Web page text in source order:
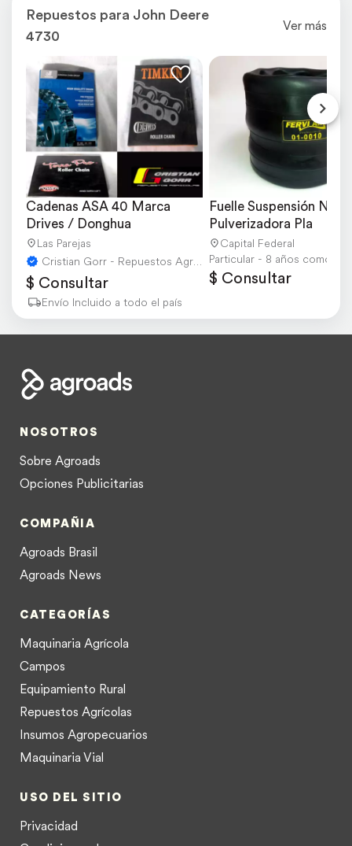
Repuestos para John Deere
4730
Ver más
Cadenas ASA 40 Marca
Drives / Donghua
Las Parejas
Cristian Gorr - Repuestos Agricolas
$ Consultar
Envío Incluido a todo el país
Fuelle Suspensión
Pulverizadora Pla
Capital Federal
Particular - 8 años como
$ Consultar
NOSOTROS
Sobre Agroads
Opciones Publicitarias
COMPAÑIA
Agroads Brasil
Agroads News
CATEGORÍAS
Maquinaria Agrícola
Campos
Equipamiento Rural
Repuestos Agrícolas
Insumos Agropecuarios
Maquinaria Vial
USO DEL SITIO
Privacidad